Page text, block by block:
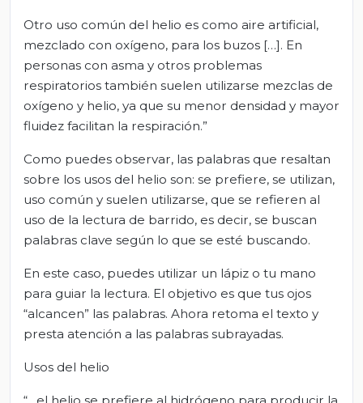
Otro uso común del helio es como aire artificial,
mezclado con oxígeno, para los buzos […]. En
personas con asma y otros problemas
respiratorios también suelen utilizarse mezclas de
oxígeno y helio, ya que su menor densidad y mayor
fluidez facilitan la respiración.”
Como puedes observar, las palabras que resaltan
sobre los usos del helio son: se prefiere, se utilizan,
uso común y suelen utilizarse, que se refieren al
uso de la lectura de barrido, es decir, se buscan
palabras clave según lo que se esté buscando.
En este caso, puedes utilizar un lápiz o tu mano
para guiar la lectura. El objetivo es que tus ojos
“alcancen” las palabras. Ahora retoma el texto y
presta atención a las palabras subrayadas.
Usos del helio
“…el helio se prefiere al hidrógeno para producir la